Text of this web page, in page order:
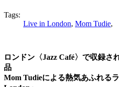
Tags:
Live in London, Mom Tudie,
ロンドン〈Jazz Café〉で収録さ
品
Mom Tudieによる熱気あふれる